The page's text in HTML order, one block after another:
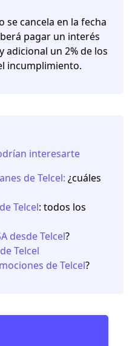
se cancela en la fecha
pagar un interés
adicional un 2% de los
incumplimiento.
interesarte
de Telcel: ¿cuáles
Telcel: todos los
desde Telcel?
Telcel
de Telcel?